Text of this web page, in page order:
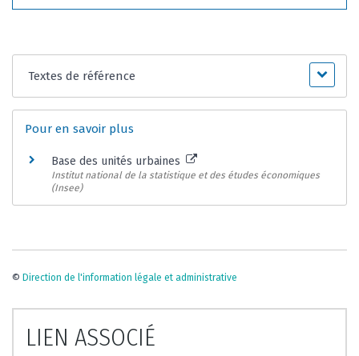
Textes de référence
Pour en savoir plus
Base des unités urbaines
Institut national de la statistique et des études économiques
(Insee)
© Direction de l'information légale et administrative
LIEN ASSOCIÉ